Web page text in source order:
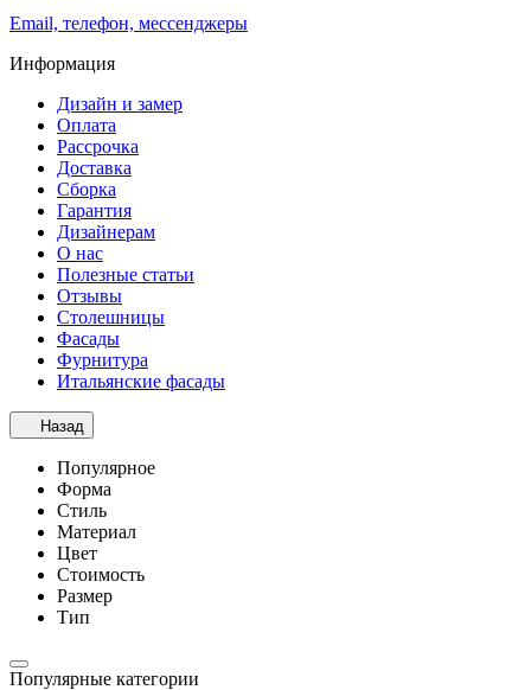
Email, телефон, мессенджеры
Информация
Дизайн и замер
Оплата
Рассрочка
Доставка
Сборка
Гарантия
Дизайнерам
О нас
Полезные статьи
Отзывы
Столешницы
Фасады
Фурнитура
Итальянские фасады
Назад
Популярное
Форма
Стиль
Материал
Цвет
Стоимость
Размер
Тип
Популярные категории